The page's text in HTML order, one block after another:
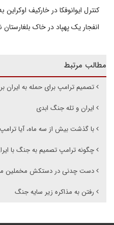
کنترل ایوانوفکا در خارکیف
انفجار یک پهپاد در خاک
مطالب مرتبط
تصمیم ترامپ برای حمله به ایران
ایران و تله جنگ ابدی
با گذشت بیش از سه ماه، آیا
چگونه ترامپ تصمیم به جنگ با
دست چدنی در دستکش مخملین
رفتن به مذاکره زیر سایه جنگ